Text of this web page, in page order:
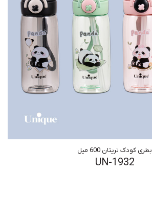
بطری کودک تریتان 600 میل
UN-1932